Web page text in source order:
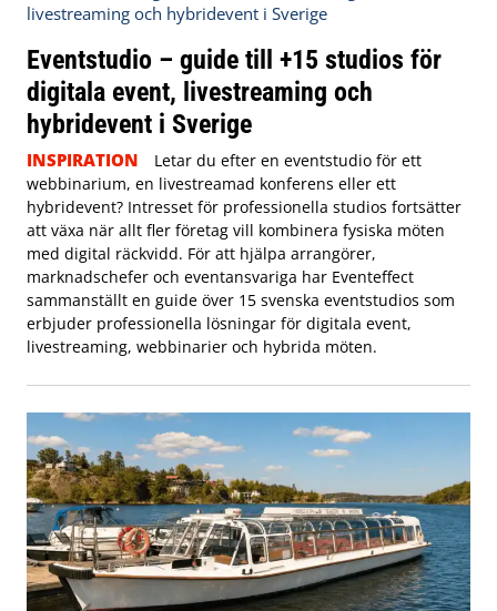
Eventstudio – guide till +15 studios för
digitala event, livestreaming och
hybridevent i Sverige
INSPIRATION
Letar du efter en eventstudio för ett
webbinarium, en livestreamad konferens eller ett
hybridevent? Intresset för professionella studios fortsätter
att växa när allt fler företag vill kombinera fysiska möten
med digital räckvidd. För att hjälpa arrangörer,
marknadschefer och eventansvariga har Eventeffect
sammanställt en guide över 15 svenska eventstudios som
erbjuder professionella lösningar för digitala event,
livestreaming, webbinarier och hybrida möten.